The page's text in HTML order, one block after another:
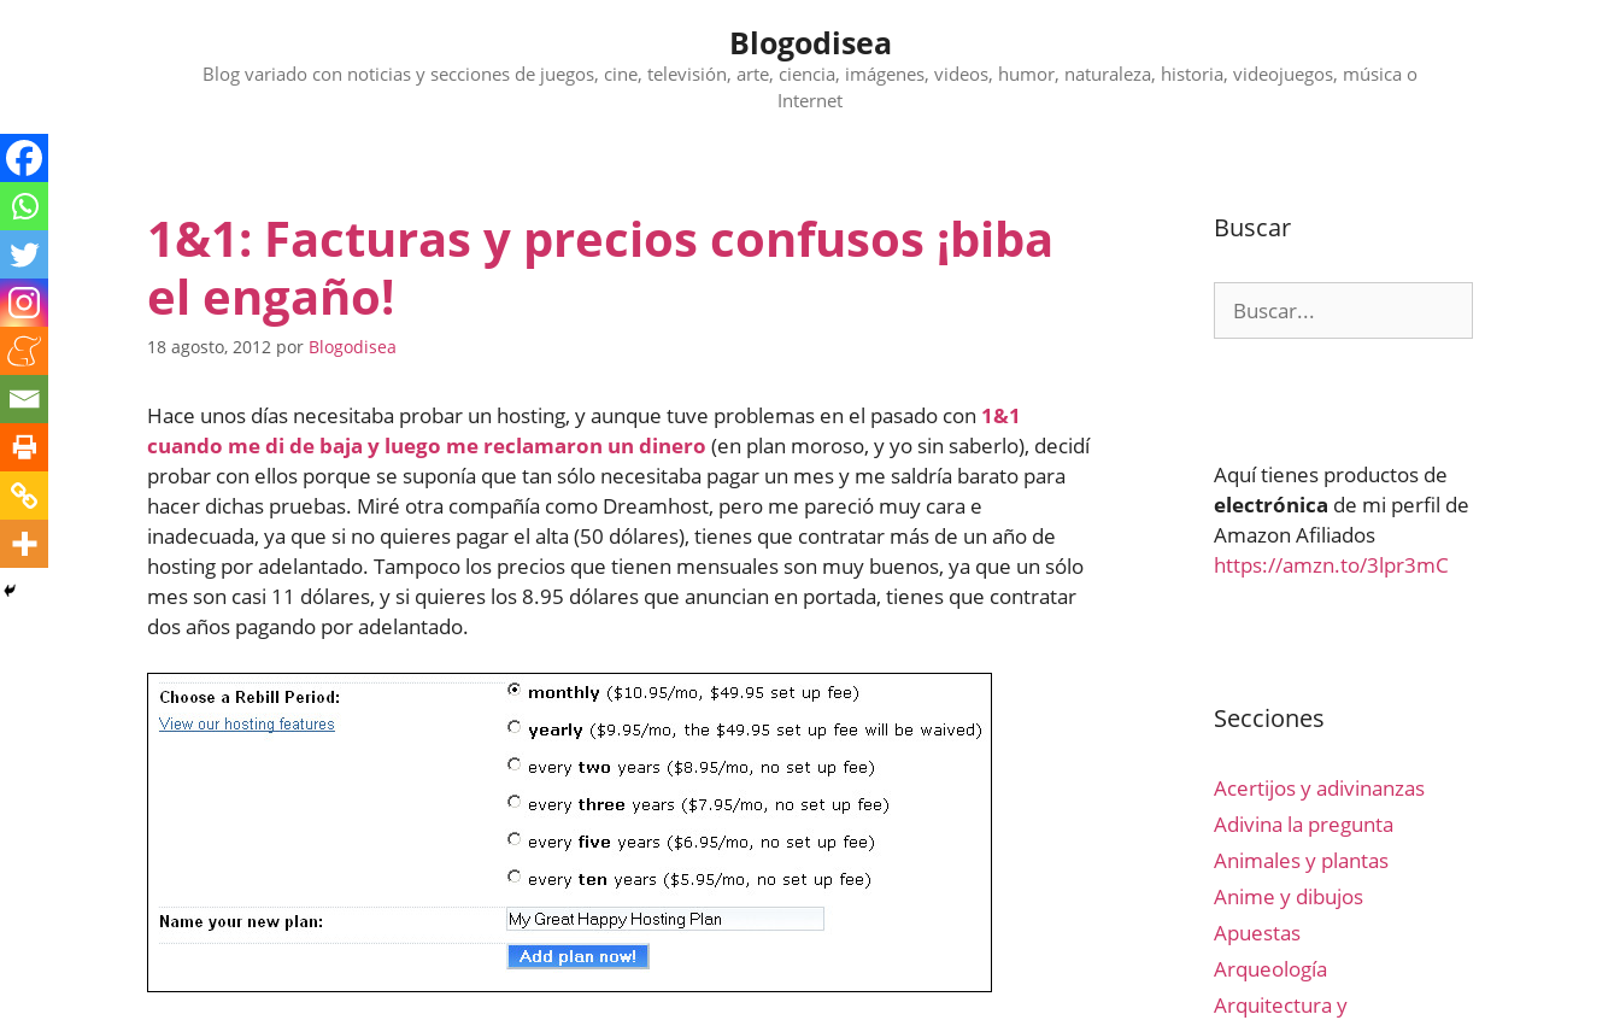
Blogodisea
Blog variado con noticias y secciones de juegos, cine, televisión, arte, ciencia, imágenes, videos, humor, naturaleza, historia, videojuegos, música o
Internet
1&1: Facturas y precios confusos ¡biba
el engaño!
18 agosto, 2012 por Blogodisea
Hace unos días necesitaba probar un hosting, y aunque tuve problemas en el pasado con 1&1
cuando me di de baja y luego me reclamaron un dinero (en plan moroso, y yo sin saberlo), decidí
probar con ellos porque se suponía que tan sólo necesitaba pagar un mes y me saldría barato para
hacer dichas pruebas. Miré otra compañía como Dreamhost, pero me pareció muy cara e
inadecuada, ya que si no quieres pagar el alta (50 dólares), tienes que contratar más de un año de
hosting por adelantado. Tampoco los precios que tienen mensuales son muy buenos, ya que un sólo
mes son casi 11 dólares, y si quieres los 8.95 dólares que anuncian en portada, tienes que contratar
dos años pagando por adelantado.
Buscar
Aquí tienes productos de
electrónica de mi perfil de
Amazon Afiliados
https://amzn.to/3lpr3mC
Secciones
Acertijos y adivinanzas
Adivina la pregunta
Animales y plantas
Anime y dibujos
Apuestas
Arqueología
Arquitectura y